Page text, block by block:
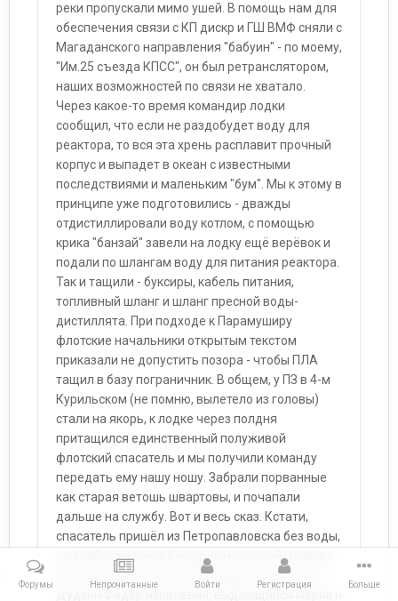
реки пропускали мимо ушей. В помощь нам для
обеспечения связи с КП дискр и ГШ ВМФ сняли с
Магаданского направления "бабуин" - по моему,
"Им.25 съезда КПСС", он был ретранслятором,
наших возможностей по связи не хватало.
Через какое-то время командир лодки
сообщил, что если не раздобудет воду для
реактора, то вся эта хрень расплавит прочный
корпус и выпадет в океан с известными
последствиями и маленьким "бум". Мы к этому в
принципе уже подготовились - дважды
отдистиллировали воду котлом, с помощью
крика "банзай" завели на лодку ещё верёвок и
подали по шлангам воду для питания реактора.
Так и тащили - буксиры, кабель питания,
топливный шланг и шланг пресной воды-
дистиллята. При подходе к Парамуширу
флотские начальники открытым текстом
приказали не допустить позора - чтобы ПЛА
тащил в базу пограничник. В общем, у ПЗ в 4-м
Курильском (не помню, вылетело из головы)
стали на якорь, к лодке через полдня
притащился единственный полуживой
флотский спасатель и мы получили команду
передать ему нашу ношу. Забрали порванные
как старая ветошь швартовы, и почапали
дальше на службу. Вот и весь сказ. Кстати,
спасатель пришёл из Петропавловска без воды,
с неработающими буксирными устройствами и
далее в том же духе. Командовал "Брестом"
Форумы Непрочитанные Войти Регистрация Больше